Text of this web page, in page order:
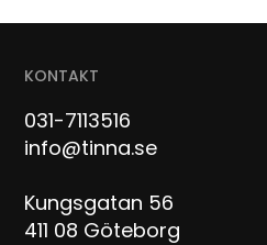
KONTAKT
031-7113516
info@tinna.se
Kungsgatan 56
411 08 Göteborg